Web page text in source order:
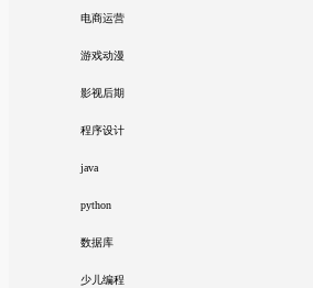
电商运营
游戏动漫
影视后期
程序设计
java
python
数据库
少儿编程